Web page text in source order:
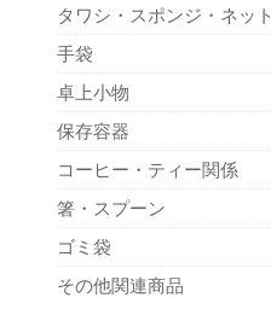
タワシ・スポンジ・ネット
手袋
卓上小物
保存容器
コーヒー・ティー関係
箸・スプーン
ゴミ袋
その他関連商品